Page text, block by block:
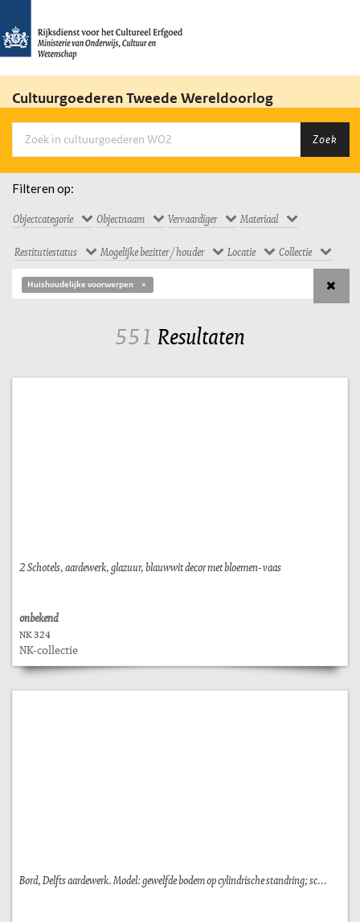
Cultuurgoederen Tweede Wereldoorlog
Zoek
Filteren op:
Objectcategorie Objectnaam Vervaardiger Materiaal
Restitutiestatus Mogelijke bezitter / houder Locatie Collectie
Huishoudelijke voorwerpen
551 Resultaten
2 Schotels, aardewerk, glazuur, blauwwit decor met bloemen- vaas
onbekend
NK 324
NK-collectie
Bord, Delfts aardewerk. Model: gewelfde bodem op cylindrische standring; sc...